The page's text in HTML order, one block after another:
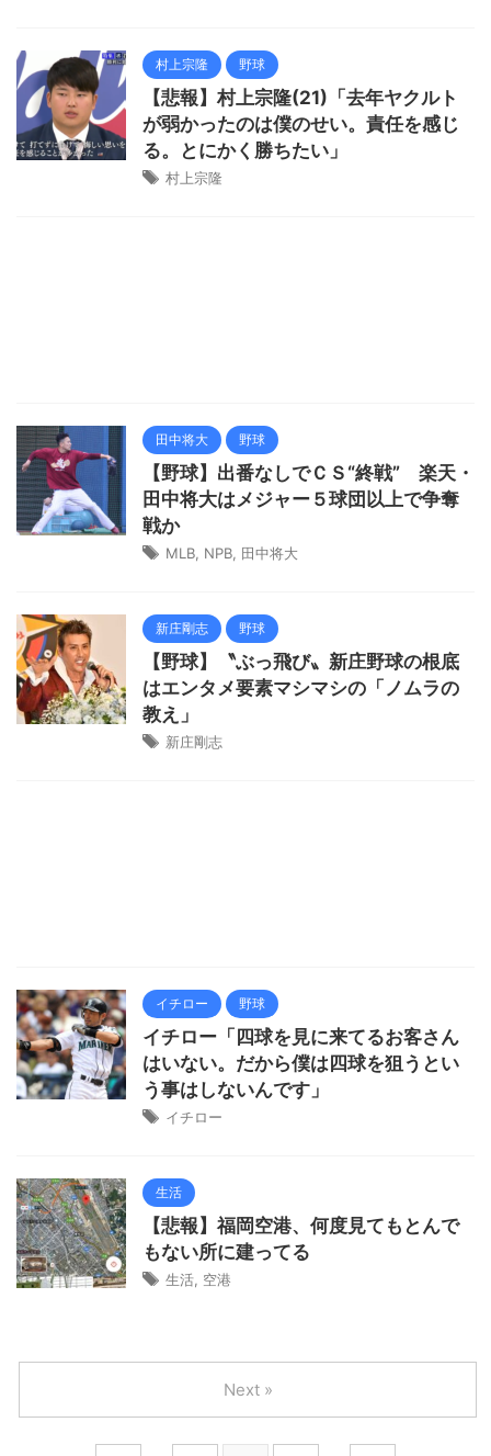
村上宗隆 野球
【悲報】村上宗隆(21)「去年ヤクルト
が弱かったのは僕のせい。責任を感じ
る。とにかく勝ちたい」
村上宗隆
田中将大 野球
【野球】出番なしでＣＳ“終戦” 楽天・
田中将大はメジャー５球団以上で争奪
戦か
MLB NPB 田中将大
新庄剛志 野球
【野球】〝ぶっ飛び〟新庄野球の根底
はエンタメ要素マシマシの「ノムラの
教え」
新庄剛志
イチロー 野球
イチロー「四球を見に来てるお客さん
はいない。だから僕は四球を狙うとい
う事はしないんです」
イチロー
生活
【悲報】福岡空港、何度見てもとんで
もない所に建ってる
生活 空港
Next »